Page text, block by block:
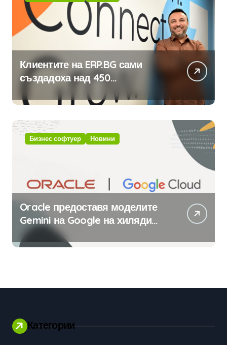
Клиентите на ERP.BG сами
създадоха над 450
приложения за ERP системата
с помощта на вградения в нея
изкуствен интелект
Бизнес софтуер Новини
Oracle предоставя моделите
Gemini на Google на хиляди
клиенти на бизнес
приложения
Категории